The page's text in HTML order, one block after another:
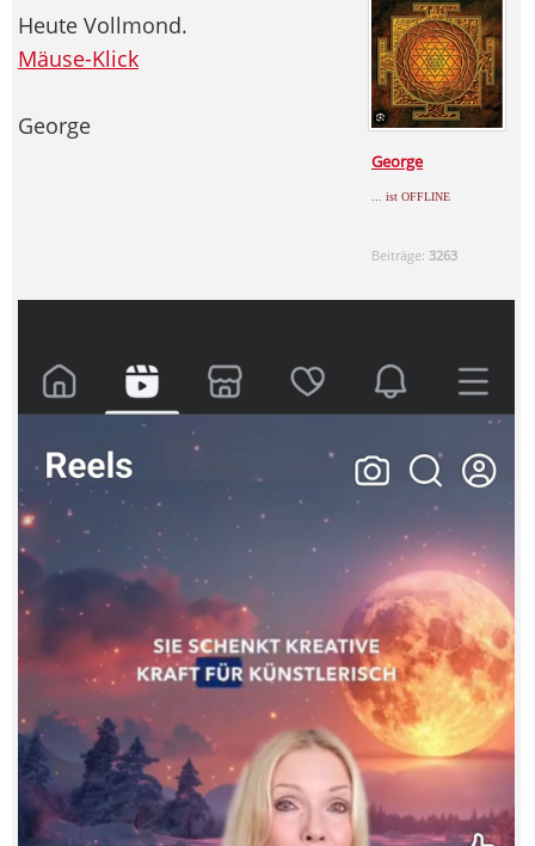
George
... ist OFFLINE
Beiträge: 3263
Heute Vollmond.
Mäuse-Klick
George